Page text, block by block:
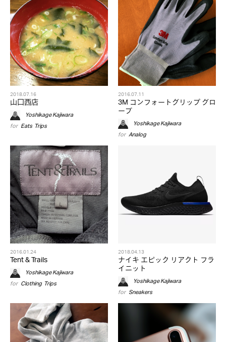
2018.07.16
山口西店
Yoshikage Kajiwara
for Eats, Trips
2016.07.11
3M コンフォートグリップ グロ
ーブ
Yoshikage Kajiwara
for Analog
2016.01.24
Tent & Trails
Yoshikage Kajiwara
for Clothing, Trips
2018.04.13
ナイキ エピック リアクト フラ
イニット
Yoshikage Kajiwara
for Sneakers